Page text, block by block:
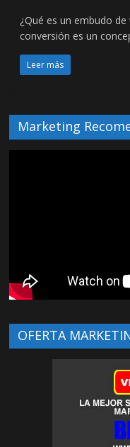
¿Qué es un embudo
conversión es un
Leer más
Marketing
OFERTA